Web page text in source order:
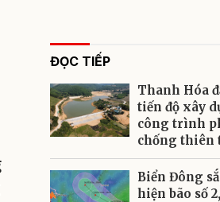
ĐỌC TIẾP
Thanh Hóa
tiến độ xây
công trình
chống thiên
Biển Đông
hiện bão số
Gửi